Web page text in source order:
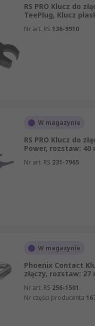
RS PRO Klucz do
TeePlug, Klucz
Nr art. RS 136-9910
W magazynie
RS PRO Klucz do
Power, rozstaw: 40
Nr art. RS 231-7965
W magazynie
Phoenix Contact
złączy, rozstaw: 27
Nr art. RS 256-1501
Nr części producenta